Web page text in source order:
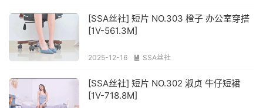
[SSA丝社] 短片 NO.303 橙子 办公室穿搭
[1V-561.3M]
2025-12-16  SSA丝社
[SSA丝社] 短片 NO.302 淑贞 牛仔短裙
[1V-718.8M]